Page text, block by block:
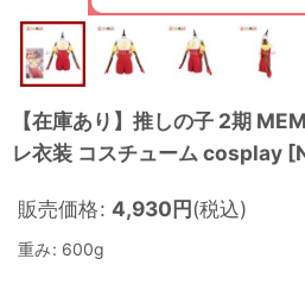
【在庫あり】推しの子 2期
レ衣装 コスチューム cosplay [
販売価格: 4,930円(税込)
重み: 600g